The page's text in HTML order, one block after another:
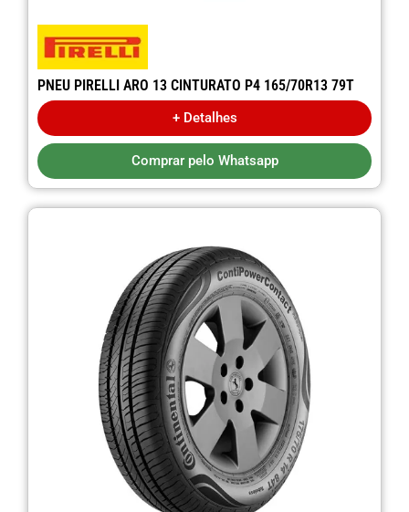
PNEU PIRELLI ARO 13 CINTURATO P4 165/70R13 79T
+ Detalhes
Comprar pelo Whatsapp